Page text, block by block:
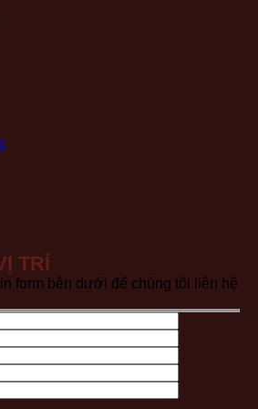
TRÍ
form bên dưới để chúng tôi liên hệ